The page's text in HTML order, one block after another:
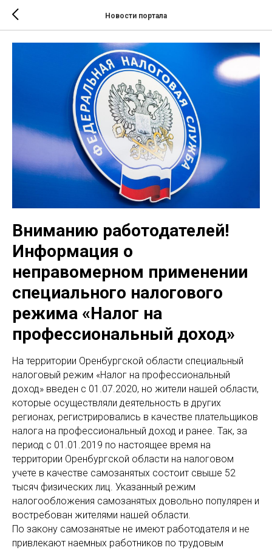
Новости портала
Вниманию работодателей!
Информация о
неправомерном применении
специального налогового
режима «Налог на
профессиональный доход»
На территории Оренбургской области специальный
налоговый режим «Налог на профессиональный
доход» введен с 01.07.2020, но жители нашей области,
которые осуществляли деятельность в других
регионах, регистрировались в качестве плательщиков
налога на профессиональный доход и ранее. Так, за
период с 01.01.2019 по настоящее время на
территории Оренбургской области на налоговом
учете в качестве самозанятых состоит свыше 52
тысяч физических лиц. Указанный режим
налогообложения самозанятых довольно популярен и
востребован жителями нашей области.
По закону самозанятые не имеют работодателя и не
привлекают наемных работников по трудовым